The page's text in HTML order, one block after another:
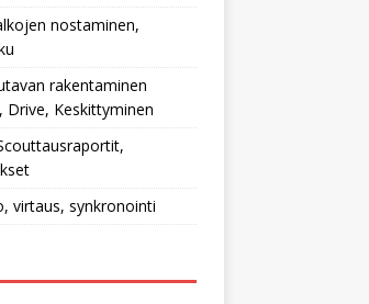
nostaminen,
rakentaminen
Drive, Keskittyminen
virtaus, synkronointi